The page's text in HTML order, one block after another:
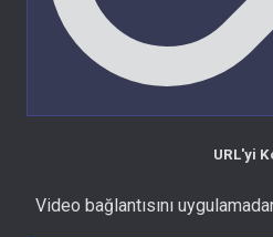
URL'yi
Video bağlantısını